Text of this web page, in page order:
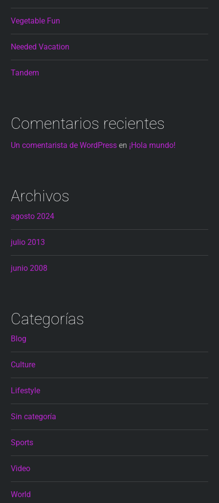
Vegetable Fun
Needed Vacation
Tandem
Comentarios recientes
Un comentarista de WordPress en ¡Hola mundo!
Archivos
agosto 2024
julio 2013
junio 2008
Categorías
Blog
Culture
Lifestyle
Sin categoría
Sports
Video
World